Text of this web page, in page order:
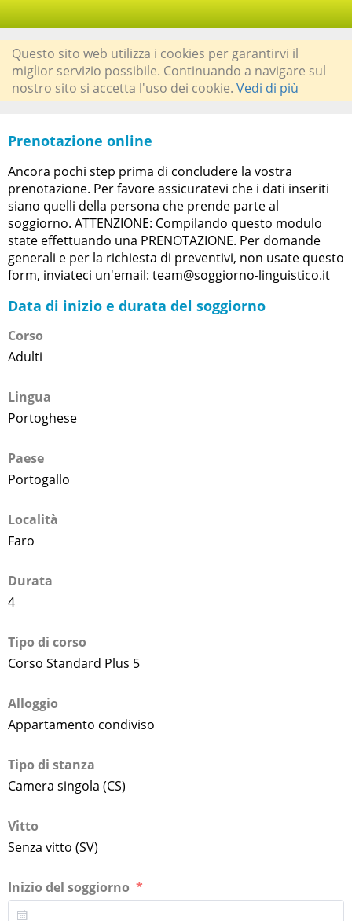
Questo sito web utilizza i cookies per garantirvi il
miglior servizio possibile. Continuando a navigare sul
nostro sito si accetta l'uso dei cookie. Vedi di più
Prenotazione online
Ancora pochi step prima di concludere la vostra
prenotazione. Per favore assicuratevi che i dati inseriti
siano quelli della persona che prende parte al
soggiorno. ATTENZIONE: Compilando questo modulo
state effettuando una PRENOTAZIONE. Per domande
generali e per la richiesta di preventivi, non usate questo
form, inviateci un'email: team@soggiorno-linguistico.it
Data di inizio e durata del soggiorno
Corso
Adulti
Lingua
Portoghese
Paese
Portogallo
Località
Faro
Durata
4
Tipo di corso
Corso Standard Plus 5
Alloggio
Appartamento condiviso
Tipo di stanza
Camera singola (CS)
Vitto
Senza vitto (SV)
Inizio del soggiorno